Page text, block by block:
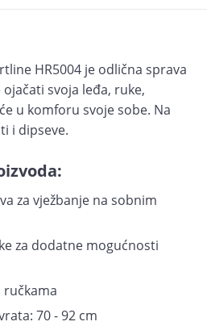
HR5004 je odlična sprava
svoja leđa, ruke,
u komforu svoje sobe. Na
i dipseve.
za vježbanje na sobnim
za dodatne mogućnosti
ručkama
70 - 92 cm